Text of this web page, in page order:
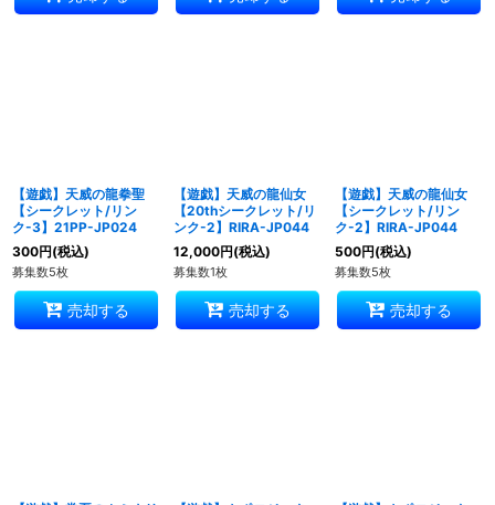
【遊戯】天威の龍拳聖
【シークレット/リン
ク-3】21PP-JP024
300円(税込)
募集数5枚
売却する
【遊戯】天威の龍仙女
【20thシークレット/リ
ンク-2】RIRA-JP044
12,000円(税込)
募集数1枚
売却する
【遊戯】天威の龍仙女
【シークレット/リン
ク-2】RIRA-JP044
500円(税込)
募集数5枚
売却する